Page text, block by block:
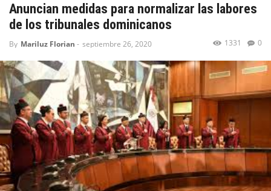
Anuncian medidas para normalizar las labores
de los tribunales dominicanos
By Mariluz Florian - septiembre 26, 2020 0
1331